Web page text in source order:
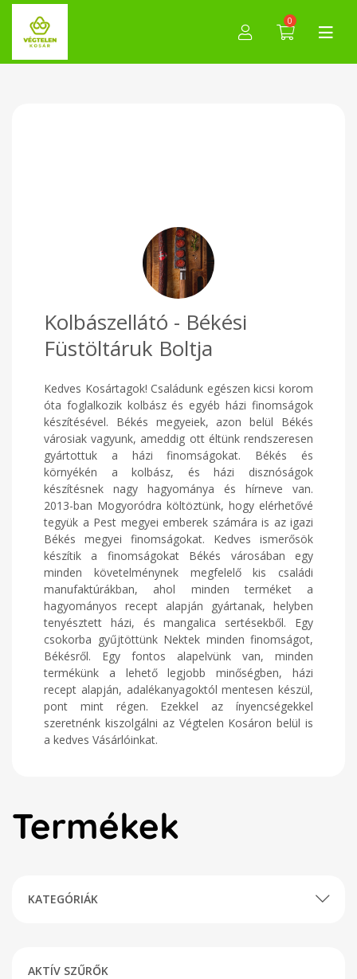
0
Kolbászellátó - Békési
Füstöltáruk Boltja
Kedves Kosártagok! Családunk egészen kicsi korom
óta foglalkozik kolbász és egyéb házi finomságok
készítésével. Békés megyeiek, azon belül Békés
városiak vagyunk, ameddig ott éltünk rendszeresen
gyártottuk a házi finomságokat. Békés és
környékén a kolbász, és házi disznóságok
készítésnek nagy hagyománya és hírneve van.
2013-ban Mogyoródra költöztünk, hogy elérhetővé
tegyük a Pest megyei emberek számára is az igazi
Békés megyei finomságokat. Kedves ismerősök
készítik a finomságokat Békés városában egy
minden követelménynek megfelelő kis családi
manufaktúrákban, ahol minden terméket a
hagyományos recept alapján gyártanak, helyben
tenyésztett házi, és mangalica sertésekből. Egy
csokorba gyűjtöttünk Nektek minden finomságot,
Békésről. Egy fontos alapelvünk van, minden
termékünk a lehető legjobb minőségben, házi
recept alapján, adalékanyagoktól mentesen készül,
pont mint régen. Ezekkel az ínyencségekkel
szeretnénk kiszolgálni az Végtelen Kosáron belül is
a kedves Vásárlóinkat.
Termékek
KATEGÓRIÁK
AKTÍV SZŰRŐK